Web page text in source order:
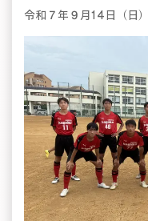
令和７年９月14日（日